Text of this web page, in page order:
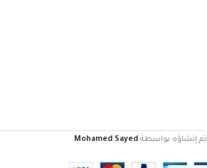
تم إنشاؤه بواسطةMohamed Sayed
.